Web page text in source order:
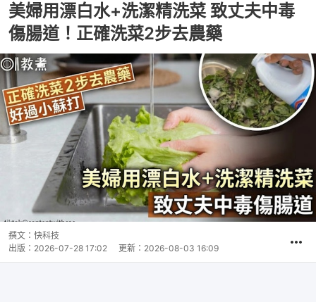
美婦用漂白水+洗潔精洗菜 致丈夫中毒
傷腸道！正確洗菜2步去農藥
撰文： 快科技
出版： 2026-07-28 17:02 更新： 2026-08-03 16:09